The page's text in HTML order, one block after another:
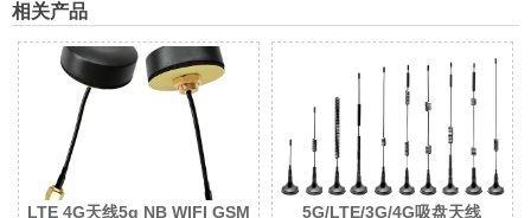
相关产品
LTE 4G天线5g NB WIFI GSM 5G/LTE/3G/4G吸盘天线